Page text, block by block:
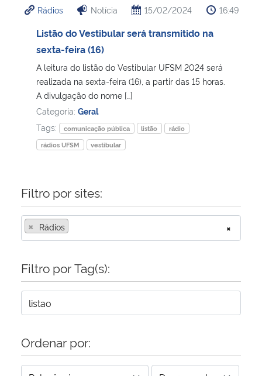
Ministério da Cidadania
Ministério de Minas e Energia
Ministério da Ciência, Tecnologia, Inovações e Comunicações
Ministério do Meio Ambiente
Ministério do Desenvolvimento Regional
Controladoria-Geral da União
Secretaria-Geral
Gabinete de Segurança Institucional
Rádios Notícia 15/02/2024 16:49
Listão do Vestibular será transmitido na
sexta-feira (16)
A leitura do listão do Vestibular UFSM 2024 será
realizada na sexta-feira (16), a partir das 15 horas.
A divulgação do nome […]
Categoria: Geral
Tags:
comunicação pública listão
rádio
rádios UFSM
vestibular
Filtro por sites:
×
× Rádios
Filtro por Tag(s):
Ordenar por: